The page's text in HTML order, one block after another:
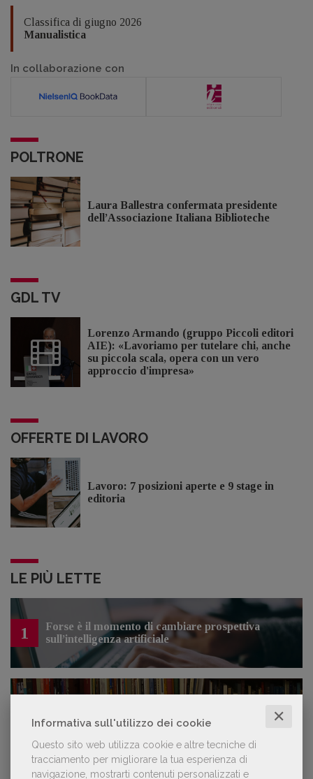
Informativa sull'utilizzo dei cookie ✕
Questo sito web utilizza cookie e altre tecniche di
tracciamento per migliorare la tua esperienza di
navigazione, mostrarti contenuti personalizzati e
Classifica di giugno 2026
Manualistica
In collaborazione con
POLTRONE
Laura Ballestra confermata presidente
dell’Associazione Italiana Biblioteche
GDL TV
Lorenzo Armando (gruppo Piccoli editori
AIE): «Lavoriamo per tutelare chi, anche
su piccola scala, opera con un vero
approccio d'impresa»
OFFERTE DI LAVORO
Lavoro: 7 posizioni aperte e 9 stage in
editoria
LE PIÙ LETTE
1
Forse è il momento di cambiare prospettiva
sull’intelligenza artificiale
inquinano la narrativa di genere